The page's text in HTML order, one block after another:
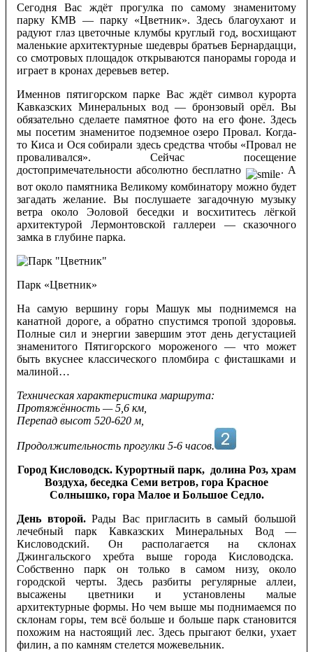
Сегодня Вас ждёт прогулка по самому знаменитому
парку КМВ — парку «Цветник». Здесь благоухают и
радуют глаз цветочные клумбы круглый год, восхищают
маленькие архитектурные шедевры братьев Бернардацци,
со смотровых площадок открываются панорамы города и
играет в кронах деревьев ветер.
Именнов пятигорском парке Вас ждёт символ курорта
Кавказских Минеральных вод — бронзовый орёл. Вы
обязательно сделаете памятное фото на его фоне. Здесь
мы посетим знаменитое подземное озеро Провал. Когда-
то Киса и Ося собирали здесь средства чтобы «Провал не
проваливался». Сейчас посещение
достопримечательности абсолютно бесплатно
. А
вот около памятника Великому комбинатору можно будет
загадать желание. Вы послушаете загадочную музыку
ветра около Эоловой беседки и восхититесь лёгкой
архитектурой Лермонтовской галлереи — сказочного
замка в глубине парка.
Парк «Цветник»
На самую вершину горы Машук мы поднимемся на
канатной дороге, а обратно спустимся тропой здоровья.
Полные сил и энергии завершим этот день дегустацией
знаменитого Пятигорского мороженого — что может
быть вкуснее классического пломбира с фисташками и
малиной…
Техническая характеристика маршрута:
Протяжённость — 5,6 км,
Перепад высот 520-620 м,
Продолжительность прогулки 5-6 часов.
Город Кисловодск. Курортный парк, долина Роз, храм
Воздуха, беседка Семи ветров, гора Красное
Солнышко, гора Малое и Большое Седло.
День второй.Рады Вас пригласить в самый большой
лечебный парк Кавказских Минеральных Вод —
Кисловодский. Он располагается на склонах
Джингальского хребта выше города Кисловодска.
Собственно парк он только в самом низу, около
городской черты. Здесь разбиты регулярные аллеи,
высажены цветники и установлены малые
архитектурные формы. Но чем выше мы поднимаемся по
склонам горы, тем всё больше и больше парк становится
похожим на настоящий лес. Здесь прыгают белки, ухает
филин, а по камням стелется можевельник.